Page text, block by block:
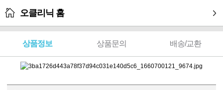
오클리닉 홈
상품정보 상품문의 배송/교환